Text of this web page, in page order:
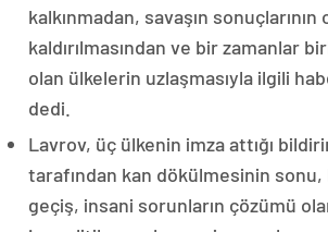
kalkınmadan, savaşın sonuçlarının
kaldırılmasından ve bir zamanlar
olan ülkelerin uzlaşmasıyla ilgili
dedi.
Lavrov, üç ülkenin imza attığı
tarafından kan dökülmesinin sonu,
geçiş, insani sorunların çözümü